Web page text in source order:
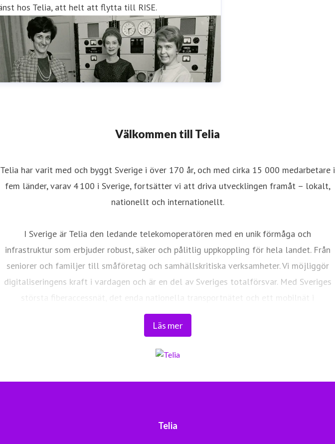
hos Telia, att helt att flytta till RISE.
Välkommen till Telia
Läs mer
Telia har varit med och byggt Sverige i över 170 år, och med cirka 15 000 medarbetare i
fem länder, varav 4 100 i Sverige, fortsätter vi att driva utvecklingen framåt – lokalt,
nationellt och internationellt.
I Sverige är Telia den ledande telekomoperatören med en unik förmåga och
infrastruktur som erbjuder robust, säker och pålitlig uppkoppling för hela landet. Från
seniorer och familjer till småföretag och samhällskritiska verksamheter. Vi möjliggör
digitaliseringens kraft i vardagen och är en del av Sveriges totalförsvar. Med Sveriges
största fiberaccessnät, det enda nationella transportnätet och ett mobilnät i
världsklass skapar vi en enklare, smartare och mer meningsfull vardag och framtid.
Telia